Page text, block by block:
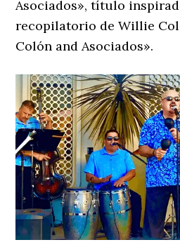
Asociados», título
recopilatorio de Willie
Colón and Asociados».